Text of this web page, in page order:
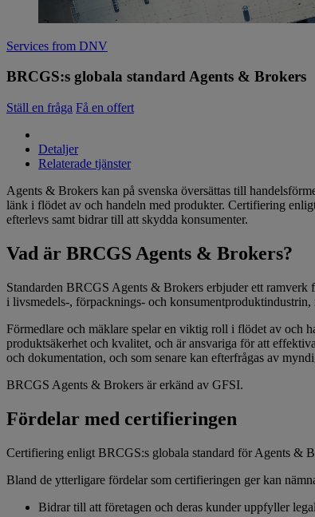
Services from DNV
BRCGS:s globala standard Agents & Brokers
Ställ en fråga Få en offert
Detaljer
Relaterade tjänster
Agents & Brokers kan på svenska översättas till
länk i flödet av och handeln med produkter. Certifiering
efterlevs samt bidrar till att skydda konsumenter.
Vad är BRCGS Agents & Brokers?
Standarden BRCGS Agents & Brokers erbjuder ett
i livsmedels-, förpacknings- och
Förmedlare och mäklare spelar en viktig roll i flödet av och
produktsäkerhet och kvalitet, och är ansvariga för att
och dokumentation, och som senare kan efterfrågas av
BRCGS Agents & Brokers är erkänd av GFSI.
Fördelar med certifieringen
Certifiering enligt BRCGS:s globala standard för Agents &
Bland de ytterligare fördelar som certifieringen ger kan
Bidrar till att företagen och deras kunder uppfyller